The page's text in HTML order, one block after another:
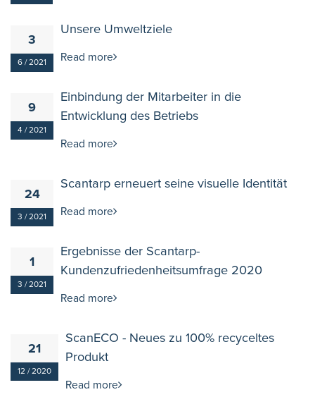
3
6 / 2021
Unsere Umweltziele
Read more
9
4 / 2021
Einbindung der Mitarbeiter in die
Entwicklung des Betriebs
Read more
24
3 / 2021
Scantarp erneuert seine visuelle Identität
Read more
1
3 / 2021
Ergebnisse der Scantarp-
Kundenzufriedenheitsumfrage 2020
Read more
21
12 / 2020
ScanECO - Neues zu 100% recyceltes
Produkt
Read more